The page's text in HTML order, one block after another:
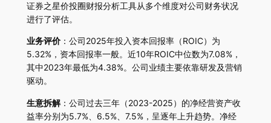
证券之星价投圈财报分析工具从多个维度对公司财务状况
进行了评估。
业务评价：公司2025年投入资本回报率（ROIC）为
5.32%，资本回报率一般。近10年ROIC中位数为7.08%，
其中2023年最低为4.38%。公司业绩主要依靠研发及营销
驱动。
生意拆解：公司过去三年（2023-2025）的净经营资产收
益率分别为5.7%、6.5%、7.5%，呈逐年上升趋势。净经